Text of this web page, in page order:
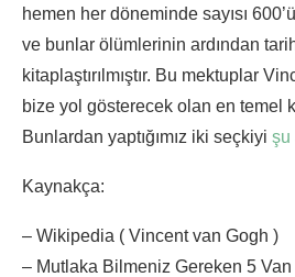
hemen her döneminde sayısı
ve bunlar ölümlerinin ardından
kitaplaştırılmıştır. Bu mektuplar
bize yol gösterecek olan en temel
Bunlardan yaptığımız iki seçkiyi şu
Kaynakça:
– Wikipedia ( Vincent van Gogh )
– Mutlaka Bilmeniz Gereken 5